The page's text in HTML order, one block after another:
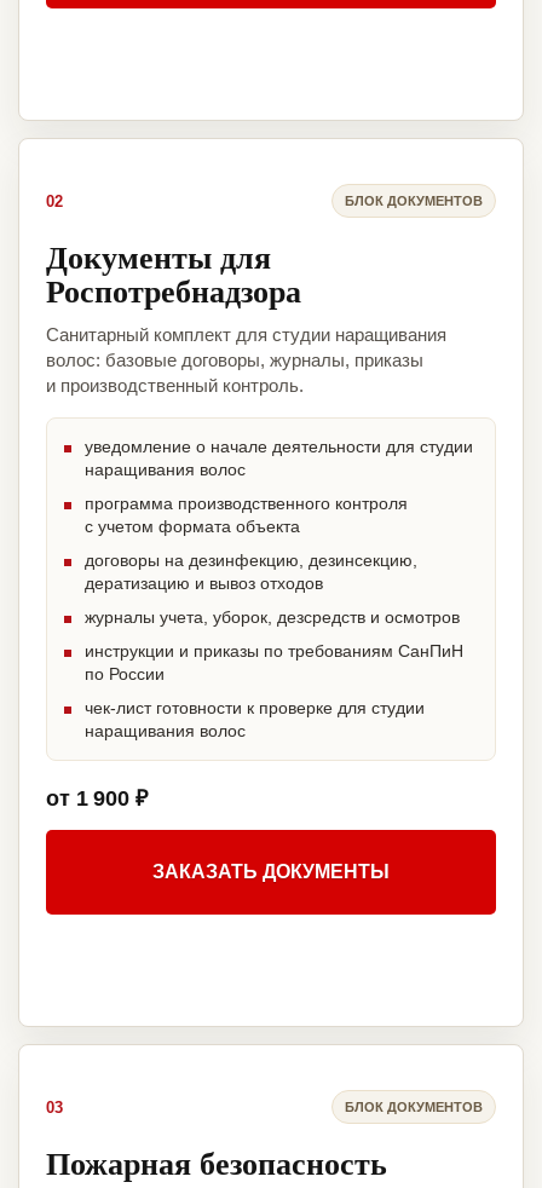
02 БЛОК ДОКУМЕНТОВ
Документы для
Роспотребнадзора
Санитарный комплект для студии наращивания
волос: базовые договоры, журналы, приказы
и производственный контроль.
уведомление о начале деятельности для студии
наращивания волос
программа производственного контроля
с учетом формата объекта
договоры на дезинфекцию, дезинсекцию,
дератизацию и вывоз отходов
журналы учета, уборок, дезсредств и осмотров
инструкции и приказы по требованиям СанПиН
по России
чек-лист готовности к проверке для студии
наращивания волос
от 1 900 ₽
ЗАКАЗАТЬ ДОКУМЕНТЫ
03 БЛОК ДОКУМЕНТОВ
Пожарная безопасность